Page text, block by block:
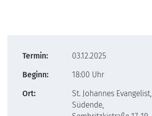
Termin:
03.12.2025
Beginn:
18:00 Uhr
Ort:
St. Johannes Evangelist,
Südende,